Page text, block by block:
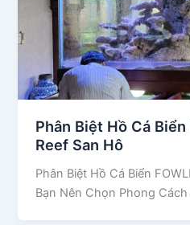
Phân Biệt Hồ Cá Biển
Reef San Hô
Phân Biệt Hồ Cá Biển
Bạn Nên Chọn Phong